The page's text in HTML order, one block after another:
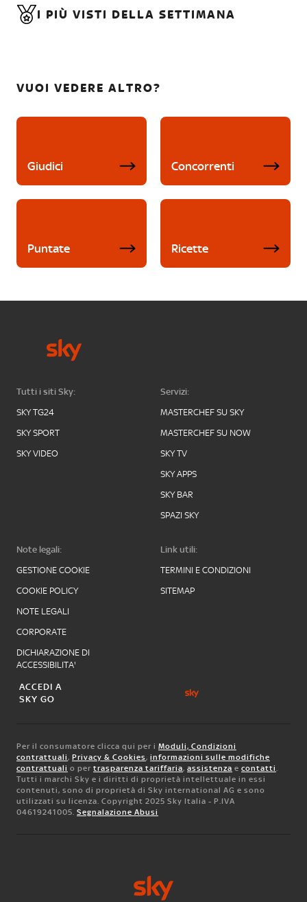
I PIÙ VISTI DELLA SETTIMANA
VUOI VEDERE ALTRO?
Giudici Concorrenti
Puntate Ricette
Tutti i siti Sky:
SKY TG24
SKY SPORT
SKY VIDEO
Servizi:
MASTERCHEF SU SKY
MASTERCHEF SU NOW
SKY TV
SKY APPS
SKY BAR
SPAZI SKY
Note legali:
GESTIONE COOKIE
COOKIE POLICY
NOTE LEGALI
CORPORATE
DICHIARAZIONE DI
ACCESSIBILITA'
Link utili:
TERMINI E CONDIZIONI
SITEMAP
ACCEDI A
SKY GO
Per il consumatore clicca qui per i Moduli, Condizioni
contrattuali, Privacy & Cookies, informazioni sulle modifiche
contrattuali o per trasparenza tariffaria, assistenza e contatti.
Tutti i marchi Sky e i diritti di proprietà intellettuale in essi
contenuti, sono di proprietà di Sky international AG e sono
utilizzati su licenza. Copyright 2025 Sky Italia - P.IVA
04619241005. Segnalazione Abusi